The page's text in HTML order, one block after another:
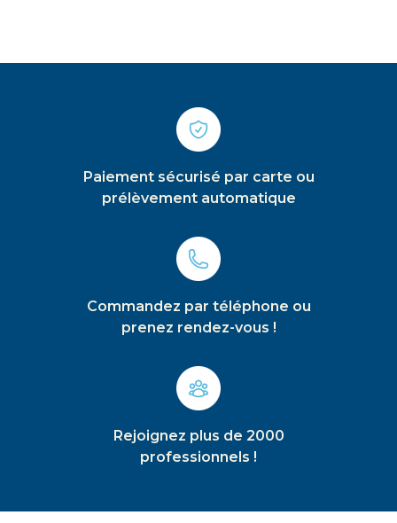
Paiement sécurisé par carte ou
prélèvement automatique
Commandez par téléphone ou
prenez rendez-vous !
Rejoignez plus de 2000
professionnels !